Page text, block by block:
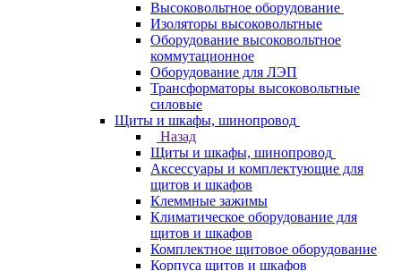
Высоковольтное оборудование
Изоляторы высоковольтные
Оборудование высоковольтное
коммутационное
Оборудование для ЛЭП
Трансформаторы высоковольтные
силовые
Щиты и шкафы, шинопровод
Назад
Щиты и шкафы, шинопровод
Аксессуары и комплектующие для
щитов и шкафов
Клеммные зажимы
Климатическое оборудование для
щитов и шкафов
Комплектное щитовое оборудование
Корпуса щитов и шкафов